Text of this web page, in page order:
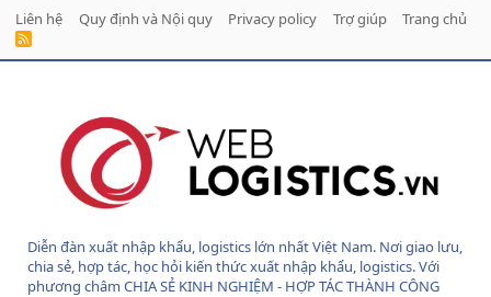
Liên hệ
Quy định và Nội quy Privacy policy Trợ giúp Trang chủ
R
Diễn đàn xuất nhập khẩu, logistics lớn nhất Việt Nam. Nơi giao lưu,
chia sẻ, hợp tác, học hỏi kiến thức xuất nhập khẩu, logistics. Với
phương châm CHIA SẺ KINH NGHIỆM - HỢP TÁC THÀNH CÔNG